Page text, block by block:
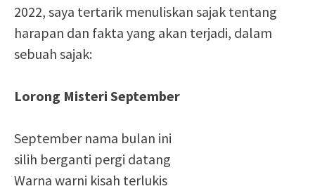
2022, saya tertarik menuliskan sajak tentang
harapan dan fakta yang akan terjadi, dalam
sebuah sajak:
Lorong Misteri September
September nama bulan ini
silih berganti pergi datang
Warna warni kisah terlukis